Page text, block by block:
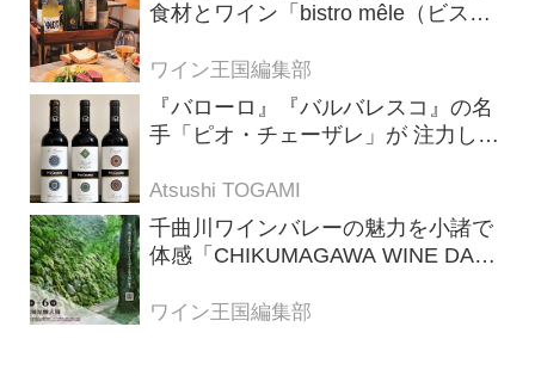
食材とワイン「bistro mêle（ビスト
ワイン王国編集部
『バローロ』『バルバレスコ』の名
手「ピオ・チェーザレ」が 注力し
畑）”シリーズ！
Atsushi TOGAMI
千曲川ワインバレーの魅力を小諸で
体感「CHIKUMAGAWA WINE DAYS
ワイン王国編集部